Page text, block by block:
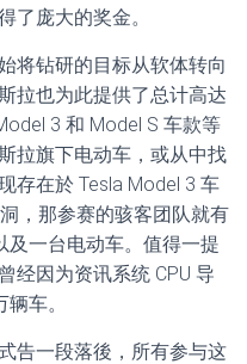
了庞大的奖金。
将钻研的目标从软体转向
拉也为此提供了总计高达
3 和 Model S 车款等
拉旗下电动车，或从中找
存在於 Tesla Model 3 车
，那参赛的骇客团队就有
及一台电动车。值得一提
经因为资讯系统 CPU 导
车。
告一段落後，所有参与这